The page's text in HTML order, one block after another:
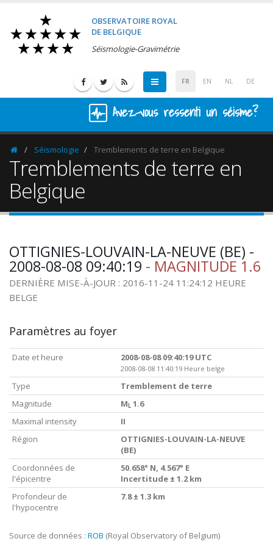
OBSERVATOIRE ROYAL
DE BELGIQUE
Séismologie-Gravimétrie
FR EN NL DE
Avez-vous ressenti un séisme?
HomepageSéismologie Tremblements de terre en Belgique
Tremblements de terre en
Belgique
OTTIGNIES-LOUVAIN-LA-NEUVE (BE) -
2008-08-08 09:40:19 - MAGNITUDE 1.6
DERNIÈRE MISE-À-JOUR : 2016-11-24 11:24:12 HEURE
BELGE
Paramètres au foyer
Date et heure 2008-08-08 09:40:19 UTC
2008-08-08 11:40:19 Heure belge
Type
Tremblement de terre
Magnitude
M L 1.6
Maximal intensity
II
Région
OTTIGNIES-LOUVAIN-LA-NEUVE
(BE)
Coordonnées de
l'épicentre
50.658° N, 4.567° E
Incertitude ± 1.2 km
Profondeur de
l'hypocentre
7.8 ± 1.3 km
Source de données : ROB (Royal Observatory of Belgium)